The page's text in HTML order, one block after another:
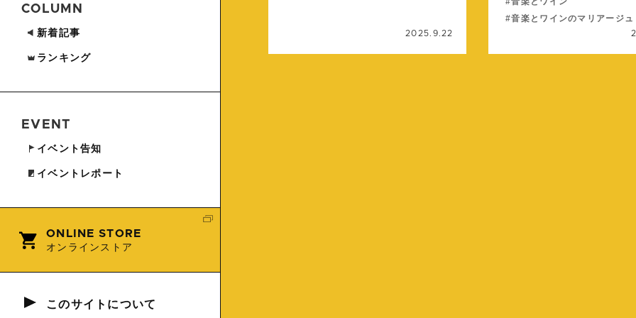
2025.9.22
音楽とワインのマリアージュ
COLUMN
新着記事
ランキング
EVENT
イベント告知
イベントレポート
ONLINE STORE
オンラインストア
このサイトについて